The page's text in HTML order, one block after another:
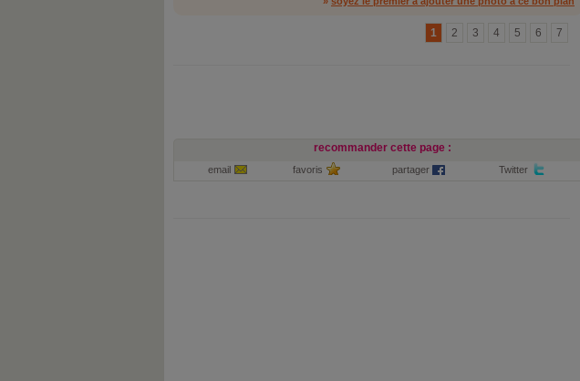
7
6
5
4
3
2
1
recommander cette page :
email favoris partager Twitter